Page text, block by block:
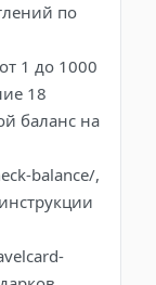
по
1 до 1000
18
баланс на
balance/,